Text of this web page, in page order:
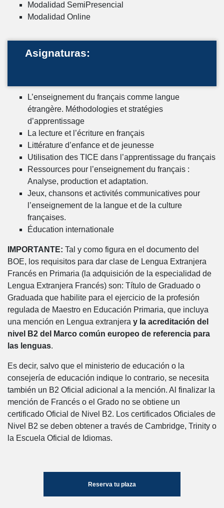
Modalidad SemiPresencial
Modalidad Online
Asignaturas:
L’enseignement du français comme langue
étrangère. Méthodologies et stratégies
d’apprentissage
La lecture et l’écriture en français
Littérature d’enfance et de jeunesse
Utilisation des TICE dans l’apprentissage du français
Ressources pour l’enseignement du français :
Analyse, production et adaptation.
Jeux, chansons et activités communicatives pour
l’enseignement de la langue et de la culture
françaises.
Éducation internationale
IMPORTANTE: Tal y como figura en el documento del
BOE, los requisitos para dar clase de Lengua Extranjera
Francés en Primaria (la adquisición de la especialidad de
Lengua Extranjera Francés) son: Título de Graduado o
Graduada que habilite para el ejercicio de la profesión
regulada de Maestro en Educación Primaria, que incluya
una mención en Lengua extranjera y la acreditación del
nivel B2 del Marco común europeo de referencia para
las lenguas.
Es decir, salvo que el ministerio de educación o la
consejería de educación indique lo contrario, se necesita
también un B2 Oficial adicional a la mención. Al finalizar la
mención de Francés o el Grado no se obtiene un
certificado Oficial de Nivel B2. Los certificados Oficiales de
Nivel B2 se deben obtener a través de Cambridge, Trinity o
la Escuela Oficial de Idiomas.
Reserva tu plaza